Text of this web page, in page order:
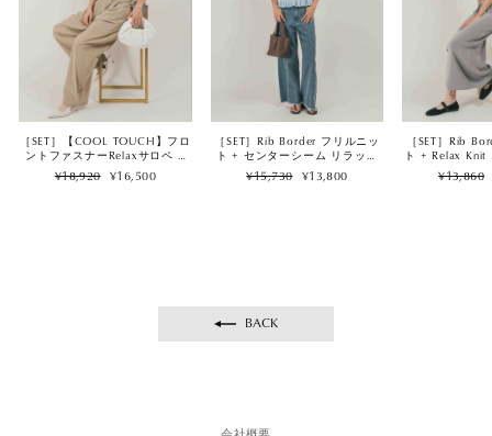
［SET］【COOL TOUCH】フロ
ントファスナーRelaxサロペ +
2Way スクエア Vネックニット
タンク（2SET）
Regular
¥18,920 Sale
¥16,500
［SET］Rib Border フリルニッ
ト + センターシーム リラック
スデニム（2SET）
Regular
¥15,730 Sale
¥13,800
［SET］Rib
ト + Relax Knit
Regular
¥13,860
BACK